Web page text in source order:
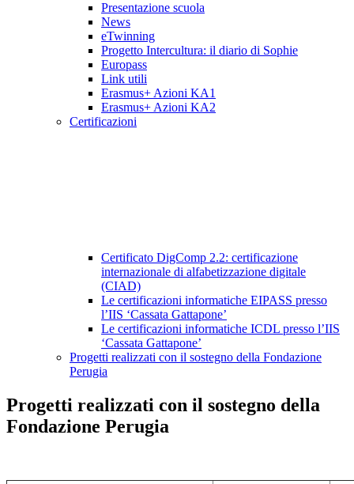
Presentazione scuola
News
eTwinning
Progetto Intercultura: il diario di Sophie
Europass
Link utili
Erasmus+ Azioni KA1
Erasmus+ Azioni KA2
Certificazioni
Certificato DigComp 2.2: certificazione
internazionale di alfabetizzazione digitale
(CIAD)
Le certificazioni informatiche EIPASS presso
l’IIS ‘Cassata Gattapone’
Le certificazioni informatiche ICDL presso l’IIS
‘Cassata Gattapone’
Progetti realizzati con il sostegno della Fondazione
Perugia
Progetti realizzati con il sostegno della
Fondazione Perugia